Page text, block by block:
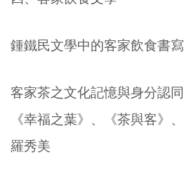
鍾鐵民文學中的客家飲食書
客家茶之文化記憶與身分認
《幸福之葉》、《茶與客》
羅秀美